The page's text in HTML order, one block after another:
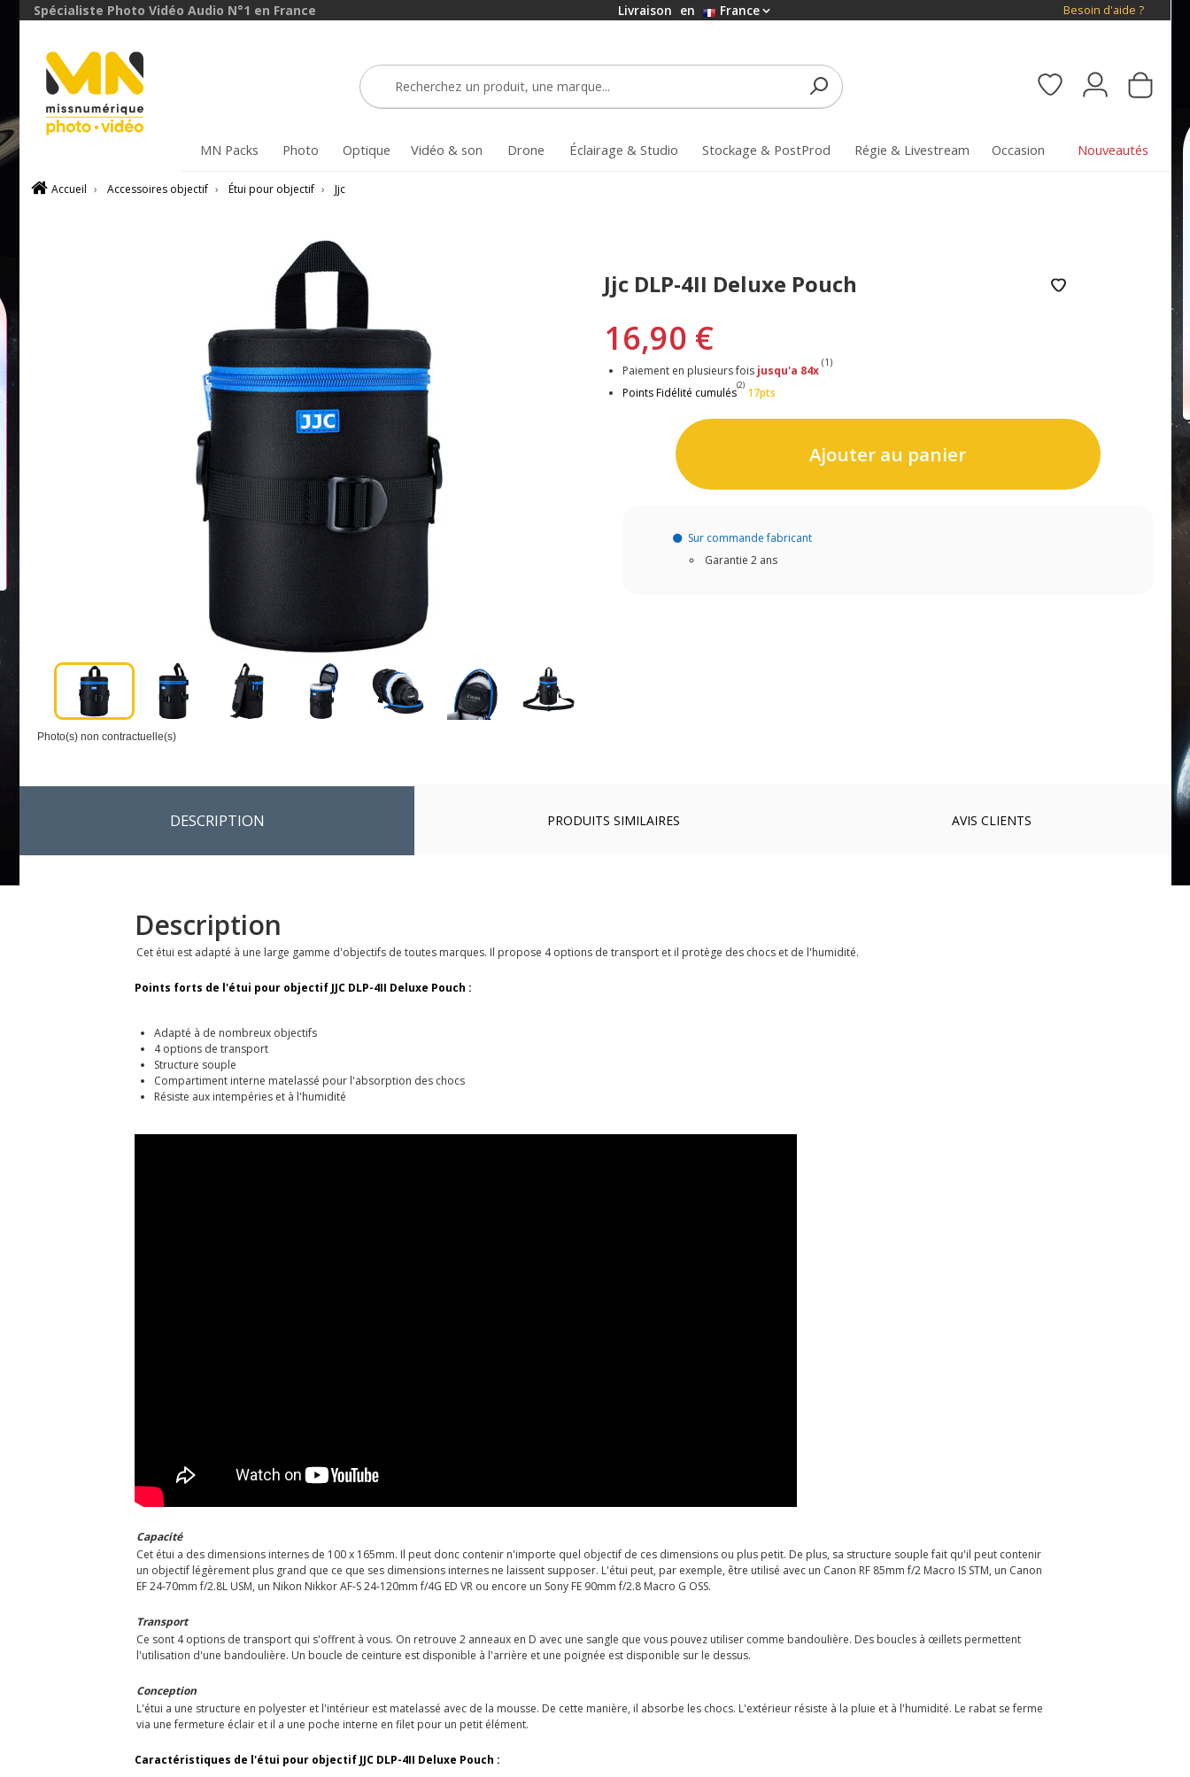
Spécialiste Photo Vidéo Audio N°1 en France Livraison en France Besoin d'aide ?
MN Packs Photo Optique Vidéo & son Drone Éclairage & Studio Stockage & PostProd Régie & Livestream Occasion Nouveautés
Accueil › Accessoires objectif › Étui pour objectif › Jjc
Photo(s) non contractuelle(s)
Jjc DLP-4II Deluxe Pouch
16,90 €
Paiement en plusieurs fois jusqu'a 84x
(1)
Points Fidélité cumulés
(2)
17pts
Ajouter au panier
Sur commande fabricant
Garantie 2 ans
DESCRIPTION PRODUITS SIMILAIRES AVIS CLIENTS
Description
Cet étui est adapté à une large gamme d'objectifs de toutes marques. Il propose 4 options de transport et il protège des chocs et de l'humidité.
Points forts de l'étui pour objectif JJC DLP-4II Deluxe Pouch :
Adapté à de nombreux objectifs
4 options de transport
Structure souple
Compartiment interne matelassé pour l'absorption des chocs
Résiste aux intempéries et à l'humidité
Capacité
Cet étui a des dimensions internes de 100 x 165mm. Il peut donc contenir n'importe quel objectif de ces dimensions ou plus petit. De plus, sa structure souple fait qu'il peut contenir
un objectif légèrement plus grand que ce que ses dimensions internes ne laissent supposer. L'étui peut, par exemple, être utilisé avec un Canon RF 85mm f/2 Macro IS STM, un Canon
EF 24-70mm f/2.8L USM, un Nikon Nikkor AF-S 24-120mm f/4G ED VR ou encore un Sony FE 90mm f/2.8 Macro G OSS.
Transport
Ce sont 4 options de transport qui s'offrent à vous. On retrouve 2 anneaux en D avec une sangle que vous pouvez utiliser comme bandoulière. Des boucles à œillets permettent
l'utilisation d'une bandoulière. Un boucle de ceinture est disponible à l'arrière et une poignée est disponible sur le dessus.
Conception
L'étui a une structure en polyester et l'intérieur est matelassé avec de la mousse. De cette manière, il absorbe les chocs. L'extérieur résiste à la pluie et à l'humidité. Le rabat se ferme
via une fermeture éclair et il a une poche interne en filet pour un petit élément.
Caractéristiques de l'étui pour objectif JJC DLP-4II Deluxe Pouch :